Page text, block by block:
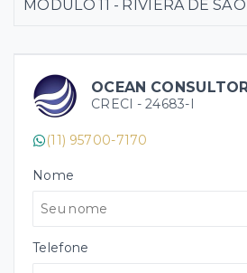
OCEAN
CRECI - 24683-I
(11) 95700-7170
Nome
Telefone
MÓDULO 11 - RIVIERA DE